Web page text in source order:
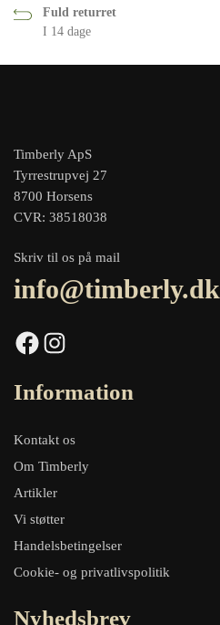
Fuld returret
I 14 dage
Timberly ApS
Tyrrestrupvej 27
8700 Horsens
CVR: 38518038
Skriv til os på mail
info@timberly.dk
Facebook Instagram
Information
Kontakt os
Om Timberly
Artikler
Vi støtter
Handelsbetingelser
Cookie- og privatlivspolitik
Nyhedsbrev